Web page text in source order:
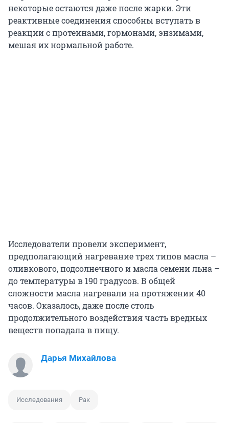
некоторые остаются даже после жарки. Эти
реактивные соединения способны вступать в
реакции с протеинами, гормонами, энзимами,
мешая их нормальной работе.
Исследователи провели эксперимент,
предполагающий нагревание трех типов масла –
оливкового, подсолнечного и масла семени льна –
до температуры в 190 градусов. В общей
сложности масла нагревали на протяжении 40
часов. Оказалось, даже после столь
продолжительного воздействия часть вредных
веществ попадала в пищу.
Дарья Михайлова
Исследования Рак